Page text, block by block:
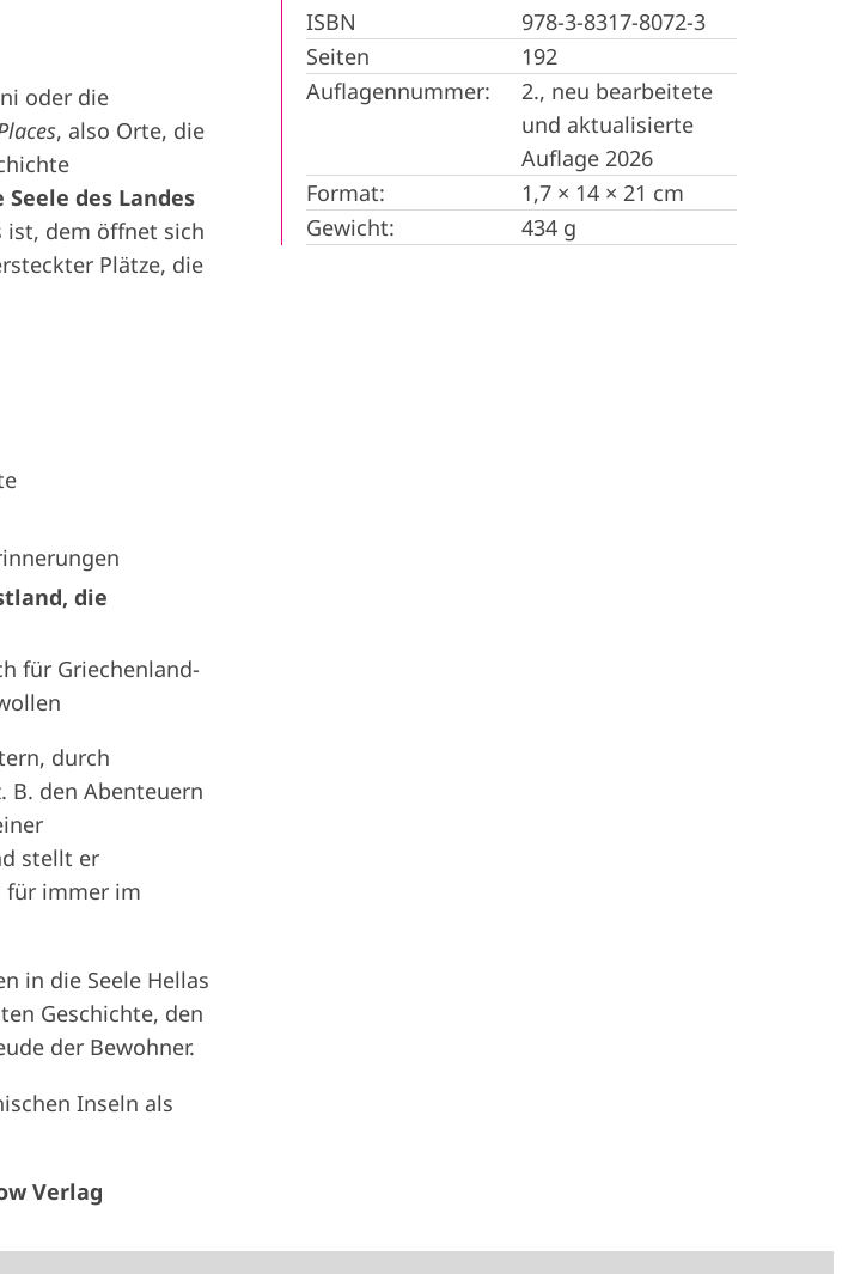
oder die
, also Orte, die
des Landes
ist, dem öffnet sich
Plätze, die
die
für Griechenland-
durch
B. den Abenteuern
stellt er
für immer im
in die Seele Hellas
Geschichte, den
der Bewohner.
Inseln als
Verlag
ISBN
978-3-8317-8072-3
Seiten
192
Auflagennummer:
2., neu bearbeitete
und aktualisierte
Auflage 2026
Format:
1,7 × 14 × 21 cm
Gewicht:
434 g